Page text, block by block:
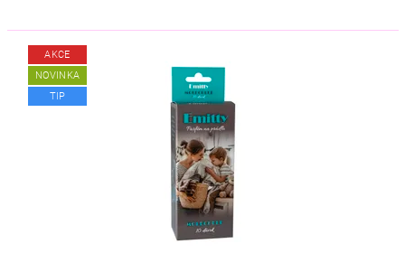
AKCE
NOVINKA
TIP